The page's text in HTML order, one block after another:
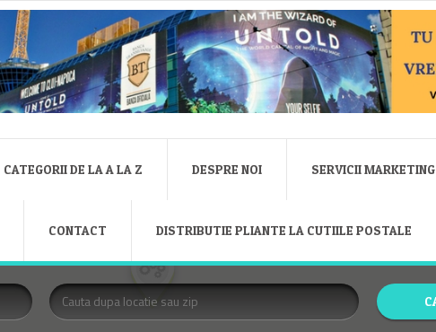
CATEGORII DE LA A LA Z DESPRE NOI SERVICII MARKETING
CONTACT DISTRIBUTIE PLIANTE LA CUTIILE POSTALE